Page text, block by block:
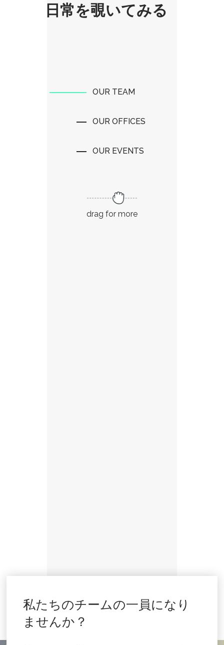
日常を覗いてみる
OUR TEAM
OUR OFFICES
OUR EVENTS
drag for more
私たちのチームの一員になり
ませんか？